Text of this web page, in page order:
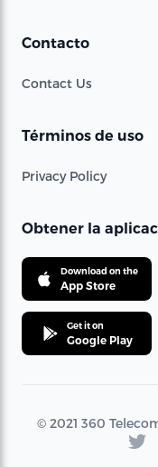
Contacto
Contact Us
Términos de uso
Privacy Policy
Obtener la
Download on the
App Store
Get it on
Google Play
© 2021 360